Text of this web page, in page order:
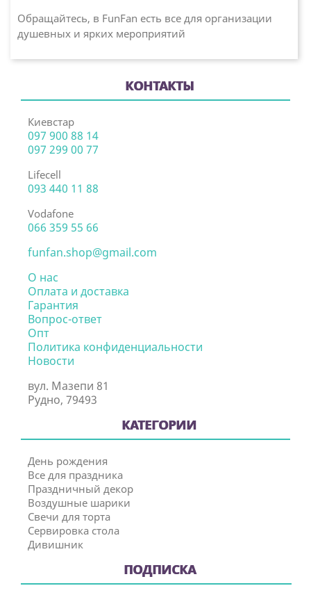
Обращайтесь, в FunFan есть все для организации
душевных и ярких мероприятий
КОНТАКТЫ
Киевстар
097 900 88 14
097 299 00 77
Lifecell
093 440 11 88
Vodafone
066 359 55 66
funfan.shop@gmail.com
О нас
Оплата и доставка
Гарантия
Вопрос-ответ
Опт
Политика конфиденциальности
Новости
вул. Мазепи 81
Рудно, 79493
КАТЕГОРИИ
День рождения
Все для праздника
Праздничный декор
Воздушные шарики
Свечи для торта
Сервировка стола
Дивишник
ПОДПИСКА